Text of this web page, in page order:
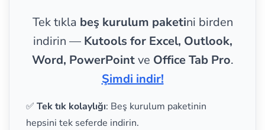
Tek tıkla beş kurulum paketini birden
indirin — Kutools for Excel, Outlook,
Word, PowerPointve Office Tab Pro.
Şimdi indir!
✅ Tek tık kolaylığı: Beş kurulum paketinin
hepsini tek seferde indirin.